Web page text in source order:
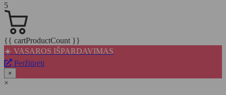
5
{{ cartProductCount }}
☀️ VASAROS IŠPARDAVIMAS
Peržiūrėti
×
×